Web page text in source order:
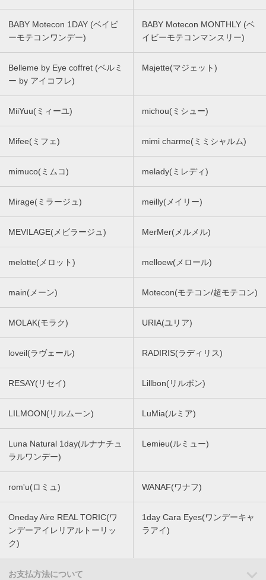
BABY Motecon 1DAY (ベイビ
ーモテコンワンデー)
BABY Motecon MONTHLY (ベ
イビーモテコンマンスリー)
Belleme by Eye coffret (ベルミ
ー by アイコフレ)
Majette(マジェット)
MiiYuu(ミィーユ) michou(ミシュー)
Mifee(ミフェ) mimi charme(ミミシャルム)
mimuco(ミムコ) melady(ミレディ)
Mirage(ミラージュ) meilly(メイリー)
MEVILAGE(メビラージュ) MerMer(メルメル)
melotte(メロット) melloew(メロール)
main(メーン) Motecon(モテコン/超モテコン)
MOLAK(モラク) URIA(ユリア)
loveil(ラヴェール) RADIRIS(ラディリス)
RESAY(リセイ) Lillbon(リルボン)
LILMOON(リルムーン) LuMia(ルミア)
Luna Natural 1day(ルナナチュ
ラルワンデー)
Lemieu(ルミュー)
rom'u(ロミュ) WANAF(ワナフ)
Oneday Aire REAL TORIC(ワ
ンデーアイレリアルトーリッ
ク)
1day Cara Eyes(ワンデーキャ
ラアイ)
お支払方法について